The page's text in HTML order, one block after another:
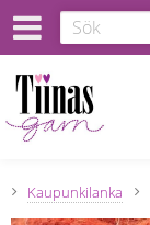
Kaupunkilanka